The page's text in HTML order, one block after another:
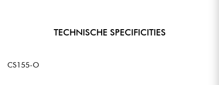
TECHNISCHE SPECIFICITIES
CS155-O